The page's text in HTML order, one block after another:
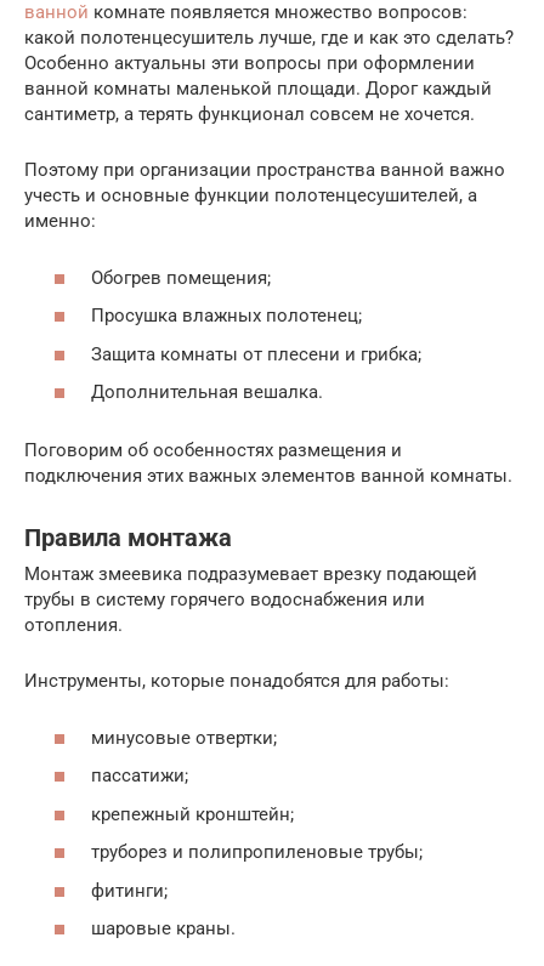
ванной комнате появляется множество вопросов:
какой полотенцесушитель лучше, где и как это сделать?
Особенно актуальны эти вопросы при оформлении
ванной комнаты маленькой площади. Дорог каждый
сантиметр, а терять функционал совсем не хочется.
Поэтому при организации пространства ванной важно
учесть и основные функции полотенцесушителей, а
именно:
Обогрев помещения;
Просушка влажных полотенец;
Защита комнаты от плесени и грибка;
Дополнительная вешалка.
Поговорим об особенностях размещения и
подключения этих важных элементов ванной комнаты.
Правила монтажа
Монтаж змеевика подразумевает врезку подающей
трубы в систему горячего водоснабжения или
отопления.
Инструменты, которые понадобятся для работы:
минусовые отвертки;
пассатижи;
крепежный кронштейн;
труборез и полипропиленовые трубы;
фитинги;
шаровые краны.